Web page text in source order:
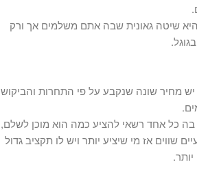
שיטה גאונית שבה אתם משלמים אך ורק
מחיר שונה שנקבע על פי התחרות והביקוש
כל אחד רשאי להציע כמה הוא מוכן לשלם,
שווים אז מי שיציע יותר ויש לו תקציב גדול